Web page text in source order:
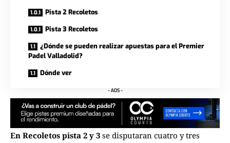
Pista 2 Recoletos
Pista 3 Recoletos
¿Dónde se pueden realizar apuestas para el Premier
Padel Valladolid?
Dónde ver
- ADS -
En Recoletos pista 2 y 3 se disputaran cuatro y tres